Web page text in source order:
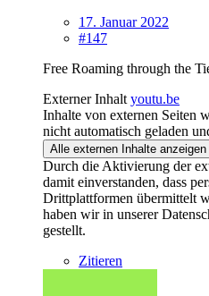
17. Januar 2022
#147
Free Roaming through the
Externer Inhalt youtu.be
Inhalte von externen Seiten
nicht automatisch geladen
Alle externen Inhalte anzeigen
Durch die Aktivierung der
damit einverstanden, dass
Drittplattformen übermittelt
haben wir in unserer
gestellt.
Zitieren